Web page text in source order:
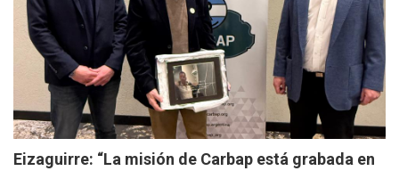
Eizaguirre: “La misión de Carbap está grabada en